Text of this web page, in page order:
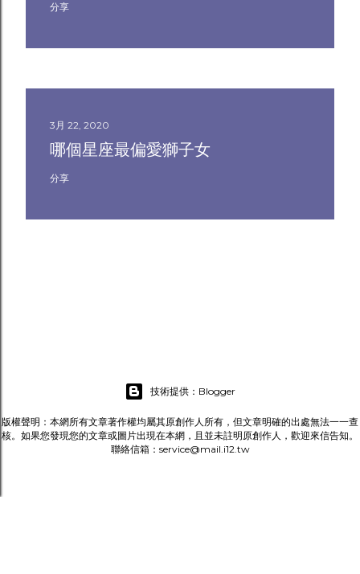
分享
3月 22, 2020
哪個星座最偏愛獅子女
分享
技術提供：Blogger
版權聲明：本網所有文章著作權均屬其原創作人所有，但文章明確的出處無法一一查
核。如果您發現您的文章或圖片出現在本網，且並未註明原創作人，歡迎來信告知。
聯絡信箱：service@mail.i12.tw